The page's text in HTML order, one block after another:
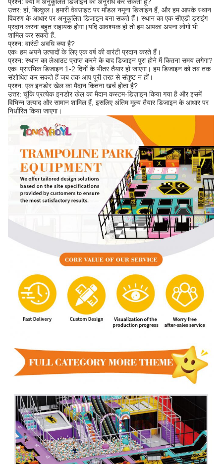
उत्तर: हां, बिल्कुल। हमारी वेबसाइट पर मॉडल नमूना डिजाइन हैं, और हम आपके स्थान
विवरण के आधार पर अनुकूलित डिजाइन बना सकते हैं। स्थान का एक सीएडी ड्राइंग
प्रदान करना बहुत सहायक होगा।यदि आवश्यक हो तो हम आपका अपना लोगो भी
शामिल कर सकते हैं.
प्रश्न: वारंटी अवधि क्या है?
एकः हम अपने उत्पादों के लिए एक वर्ष की वारंटी प्रदान करते हैं।
प्रश्न: स्थान का लेआउट प्राप्त करने के बाद डिजाइन पूरा होने में कितना समय लगेगा?
एकः प्रारंभिक डिजाइन 1-2 दिनों के भीतर तैयार हो जाएगा। हम डिजाइन को तब तक
संशोधित कर सकते हैं जब तक आप पूरी तरह से संतुष्ट न हों।
प्रश्न: एक इनडोर खेल का मैदान कितना खर्च होता है?
उत्तर: चूंकि प्रत्येक इनडोर खेल का मैदान कस्टम-डिज़ाइन किया गया है और इसमें
विभिन्न उत्पाद और सामान शामिल हैं, इसलिए अंतिम मूल्य तैयार डिजाइन के आधार पर
निर्धारित किया जाएगा।